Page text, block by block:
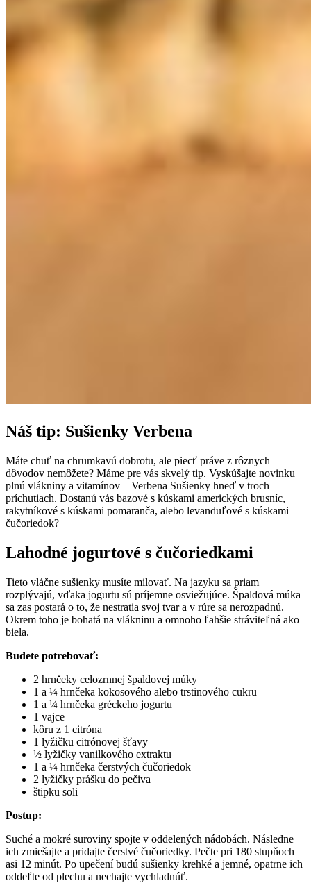
Náš tip: Sušienky Verbena
Máte chuť na chrumkavú dobrotu, ale piecť práve z rôznych
dôvodov nemôžete? Máme pre vás skvelý tip. Vyskúšajte novinku
plnú vlákniny a vitamínov – Verbena Sušienky hneď v troch
príchutiach. Dostanú vás bazové s kúskami amerických brusníc,
rakytníkové s kúskami pomaranča, alebo levanduľové s kúskami
čučoriedok?
Lahodné jogurtové s čučoriedkami
Tieto vláčne sušienky musíte milovať. Na jazyku sa priam
rozplývajú, vďaka jogurtu sú príjemne osviežujúce. Špaldová múka
sa zas postará o to, že nestratia svoj tvar a v rúre sa nerozpadnú.
Okrem toho je bohatá na vlákninu a omnoho ľahšie stráviteľná ako
biela.
Budete potrebovať:
2 hrnčeky celozrnnej špaldovej múky
1 a ¼ hrnčeka kokosového alebo trstinového cukru
1 a ¼ hrnčeka gréckeho jogurtu
1 vajce
kôru z 1 citróna
1 lyžičku citrónovej šťavy
½ lyžičky vanilkového extraktu
1 a ¼ hrnčeka čerstvých čučoriedok
2 lyžičky prášku do pečiva
štipku soli
Postup:
Suché a mokré suroviny spojte v oddelených nádobách. Následne
ich zmiešajte a pridajte čerstvé čučoriedky. Pečte pri 180 stupňoch
asi 12 minút. Po upečení budú sušienky krehké a jemné, opatrne ich
oddeľte od plechu a nechajte vychladnúť.